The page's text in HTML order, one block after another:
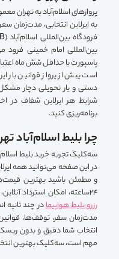
پروازهای اسلام‌آباد به تهران
بین‌المللی امام خمینی فرود
پاسپورت با حداقل شش ماه
است پیش از پرواز قوانین بار
دستی و بار تحویلی دچار
شرایط هر ایرلاین شفاف در
برنامه‌ریزی کنید.
چرا بلیط اسلام‌آباد
سه‌کلیک تجربه خرید بلیط
در این صفحه می‌توانید همه
و مطمئن باشید بهترین
۲۴ساعته، امکان استرداد آنلاین، پرداخت امن و رابط کاربری ساده باعث شده
رزرو بلیط هواپیمادر چند ثانیه
مدت‌زمان سفر، توقف‌ها،
انتخاب شما دقیق و بدون ریسک
مهم است، سه‌کلیک بهترین